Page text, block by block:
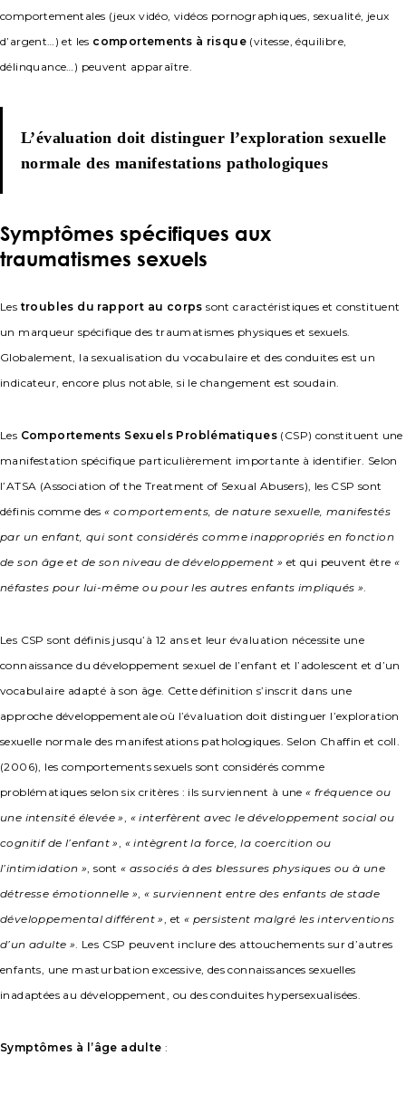
comportementales (jeux vidéo, vidéos pornographiques, sexualité, jeux
d’argent…) et les comportements à risque (vitesse, équilibre,
délinquance…) peuvent apparaître.
L’évaluation doit distinguer l’exploration sexuelle
normale des manifestations pathologiques
Symptômes spécifiques aux
traumatismes sexuels
Les troubles du rapport au corpssont caractéristiques et constituent
un marqueur spécifique des traumatismes physiques et sexuels.
Globalement, la sexualisation du vocabulaire et des conduites est un
indicateur, encore plus notable, si le changement est soudain.
Les Comportements Sexuels Problématiques (CSP) constituent une
manifestation spécifique particulièrement importante à identifier. Selon
l’ATSA (Association of the Treatment of Sexual Abusers), les CSP sont
définis comme des« comportements, de nature sexuelle, manifestés
par un enfant, qui sont considérés comme inappropriés en fonction
de son âge et de son niveau de développement » et qui peuvent être «
néfastes pour lui-même ou pour les autres enfants impliqués ».
Les CSP sont définis jusqu’à 12 ans et leur évaluation nécessite une
connaissance du développement sexuel de l’enfant et l’adolescent et d’un
vocabulaire adapté à son âge. Cette définition s’inscrit dans une
approche développementale où l’évaluation doit distinguer l’exploration
sexuelle normale des manifestations pathologiques. Selon Chaffin et coll.
(2006), les comportements sexuels sont considérés comme
problématiques selon six critères : ils surviennent à une« fréquence ou
une intensité élevée », « interfèrent avec le développement social ou
cognitif de l’enfant », « intègrent la force, la coercition ou
l’intimidation », sont« associés à des blessures physiques ou à une
détresse émotionnelle »,« surviennent entre des enfants de stade
développemental différent », et « persistent malgré les interventions
d’un adulte ». Les CSP peuvent inclure des attouchements sur d’autres
enfants, une masturbation excessive, des connaissances sexuelles
inadaptées au développement, ou des conduites hypersexualisées.
Symptômes à l’âge adulte :